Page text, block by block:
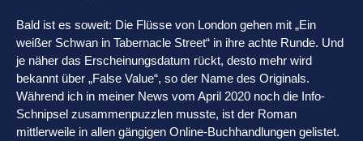
Bald ist es soweit: Die Flüsse von London gehen mit „Ein
weißer Schwan in Tabernacle Street“ in ihre achte Runde. Und
je näher das Erscheinungsdatum rückt, desto mehr wird
bekannt über „False Value“, so der Name des Originals.
Während ich in meiner News vom April 2020 noch die Info-
Schnipsel zusammenpuzzlen musste, ist der Roman
mittlerweile in allen gängigen Online-Buchhandlungen gelistet.